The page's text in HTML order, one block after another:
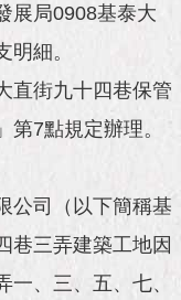
展局0908基泰大
細。
直街九十四巷保管
7點規定辦理。
公司（以下簡稱基
巷三弄建築工地因
、三、五、七、